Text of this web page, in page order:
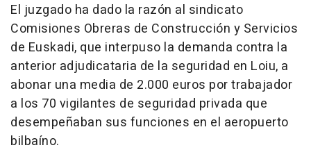
El juzgado ha dado la razón al sindicato
Comisiones Obreras de Construcción y Servicios
de Euskadi, que interpuso la demanda contra la
anterior adjudicataria de la seguridad en Loiu, a
abonar una media de 2.000 euros por trabajador
a los 70 vigilantes de seguridad privada que
desempeñaban sus funciones en el aeropuerto
bilbaíno.